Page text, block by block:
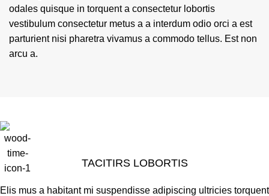
odales quisque in torquent a consectetur lobortis
vestibulum consectetur metus a a interdum odio orci a est
parturient nisi pharetra vivamus a commodo tellus. Est non
arcu a.
TACITIRS LOBORTIS
Elis mus a habitant mi suspendisse adipiscing ultricies torquent